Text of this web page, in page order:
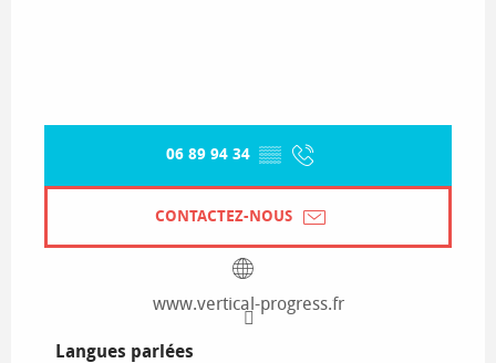
06 89 94 34 ▒▒
CONTACTEZ-NOUS
www.vertical-progress.fr
Langues parlées
Langues parlées